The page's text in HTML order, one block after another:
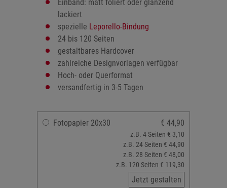
Einband: matt foliert oder glänzend
lackiert
spezielle Leporello-Bindung
24 bis 120 Seiten
gestaltbares Hardcover
zahlreiche Designvorlagen verfügbar
Hoch- oder Querformat
versandfertig in 3-5 Tagen
Fotopapier 20x30 € 44,90
z.B. 4 Seiten € 3,10
z.B. 24 Seiten € 44,90
z.B. 28 Seiten € 48,00
z.B. 120 Seiten € 119,30
Jetzt gestalten